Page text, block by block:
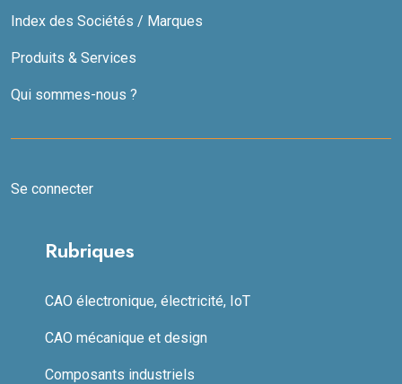
Index des Sociétés / Marques
Produits & Services
Qui sommes-nous ?
Se connecter
Rubriques
CAO électronique, électricité, IoT
CAO mécanique et design
Composants industriels